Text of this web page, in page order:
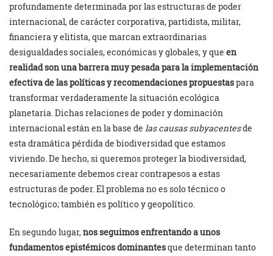
profundamente determinada por las estructuras de poder
internacional, de carácter corporativa, partidista, militar,
financiera y elitista, que marcan extraordinarias
desigualdades sociales, económicas y globales, y que en
realidad son una barrera muy pesada para la implementación
efectiva de las políticas y recomendaciones propuestaspara
transformar verdaderamente la situación ecológica
planetaria. Dichas relaciones de poder y dominación
internacional están en la base de las causas subyacentesde
esta dramática pérdida de biodiversidad que estamos
viviendo. De hecho, si queremos proteger la biodiversidad,
necesariamente debemos crear contrapesos a estas
estructuras de poder. El problema no es solo técnico o
tecnológico; también es político y geopolítico.
En segundo lugar,nos seguimos enfrentando a unos
fundamentos epistémicos dominantesque determinan tanto